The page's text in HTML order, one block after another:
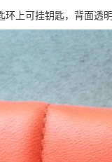
环上可挂钥匙，背面透